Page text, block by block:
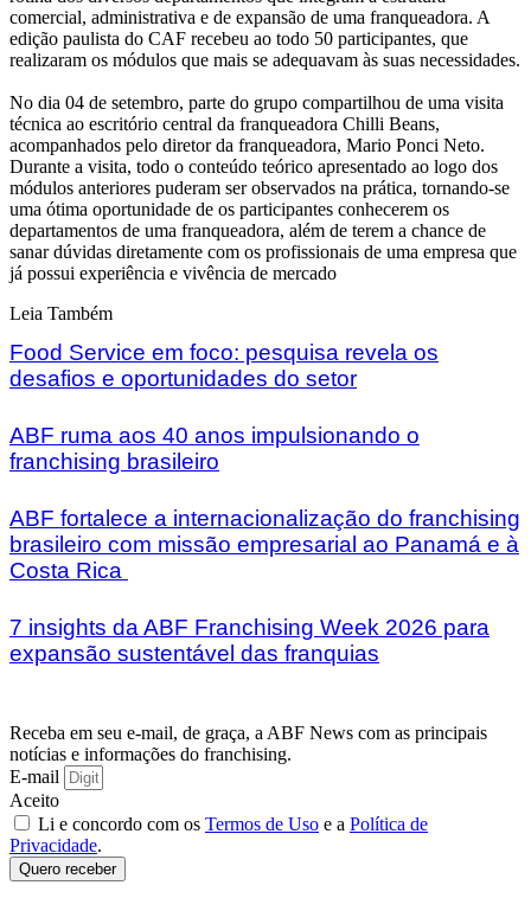
comercial, administrativa e de expansão de uma franqueadora. A
edição paulista do CAF recebeu ao todo 50 participantes, que
realizaram os módulos que mais se adequavam às suas necessidades.
No dia 04 de setembro, parte do grupo compartilhou de uma visita
técnica ao escritório central da franqueadora Chilli Beans,
acompanhados pelo diretor da franqueadora, Mario Ponci Neto.
Durante a visita, todo o conteúdo teórico apresentado ao logo dos
módulos anteriores puderam ser observados na prática, tornando-se
uma ótima oportunidade de os participantes conhecerem os
departamentos de uma franqueadora, além de terem a chance de
sanar dúvidas diretamente com os profissionais de uma empresa que
já possui experiência e vivência de mercado
Leia Também
Food Service em foco: pesquisa revela os
desafios e oportunidades do setor
ABF ruma aos 40 anos impulsionando o
franchising brasileiro
ABF fortalece a internacionalização do franchising
brasileiro com missão empresarial ao Panamá e à
Costa Rica
7 insights da ABF Franchising Week 2026 para
expansão sustentável das franquias
Receba em seu e-mail, de graça, a ABF News com as principais
notícias e informações do franchising.
E-mail
Aceito
Li e concordo com os Termos de Uso e a Política de
Privacidade.
Quero receber